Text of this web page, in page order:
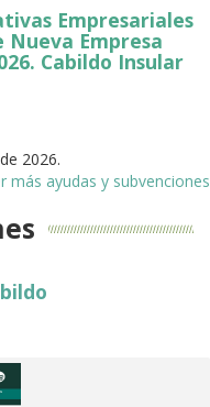
Empresariales
Empresa
Cabildo Insular
2026.
más ayudas y subvenciones